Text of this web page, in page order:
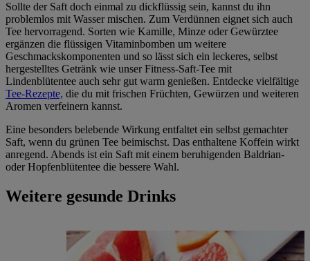
Sollte der Saft doch einmal zu dickflüssig sein, kannst du ihn
problemlos mit Wasser mischen. Zum Verdünnen eignet sich auch
Tee hervorragend. Sorten wie Kamille, Minze oder Gewürztee
ergänzen die flüssigen Vitaminbomben um weitere
Geschmackskomponenten und so lässt sich ein leckeres, selbst
hergestelltes Getränk wie unser Fitness-Saft-Tee mit
Lindenblütentee auch sehr gut warm genießen. Entdecke vielfältige
Tee-Rezepte, die du mit frischen Früchten, Gewürzen und weiteren
Aromen verfeinern kannst.
Eine besonders belebende Wirkung entfaltet ein selbst gemachter
Saft, wenn du grünen Tee beimischst. Das enthaltene Koffein wirkt
anregend. Abends ist ein Saft mit einem beruhigenden Baldrian-
oder Hopfenblütentee die bessere Wahl.
Weitere gesunde Drinks